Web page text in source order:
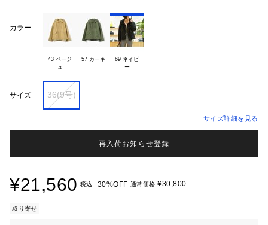
カラー
43 ベージ
57 カーキ
69 ネイビ
ー
サイズ 36(9号)
サイズ詳細を見る
再入荷お知らせ登録
¥21,560 税込 30%OFF 通常価格 ¥30,800
取り寄せ